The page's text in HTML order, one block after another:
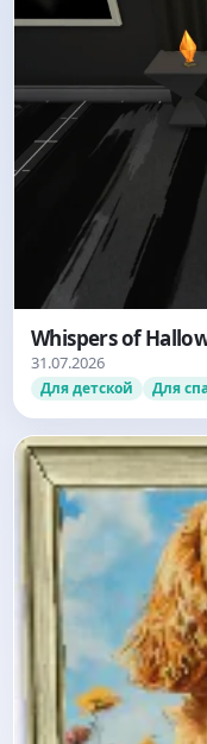
Whispers of
31.07.2026
Для детской Для